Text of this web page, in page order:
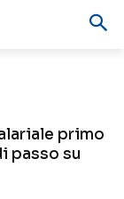
primo
passo su